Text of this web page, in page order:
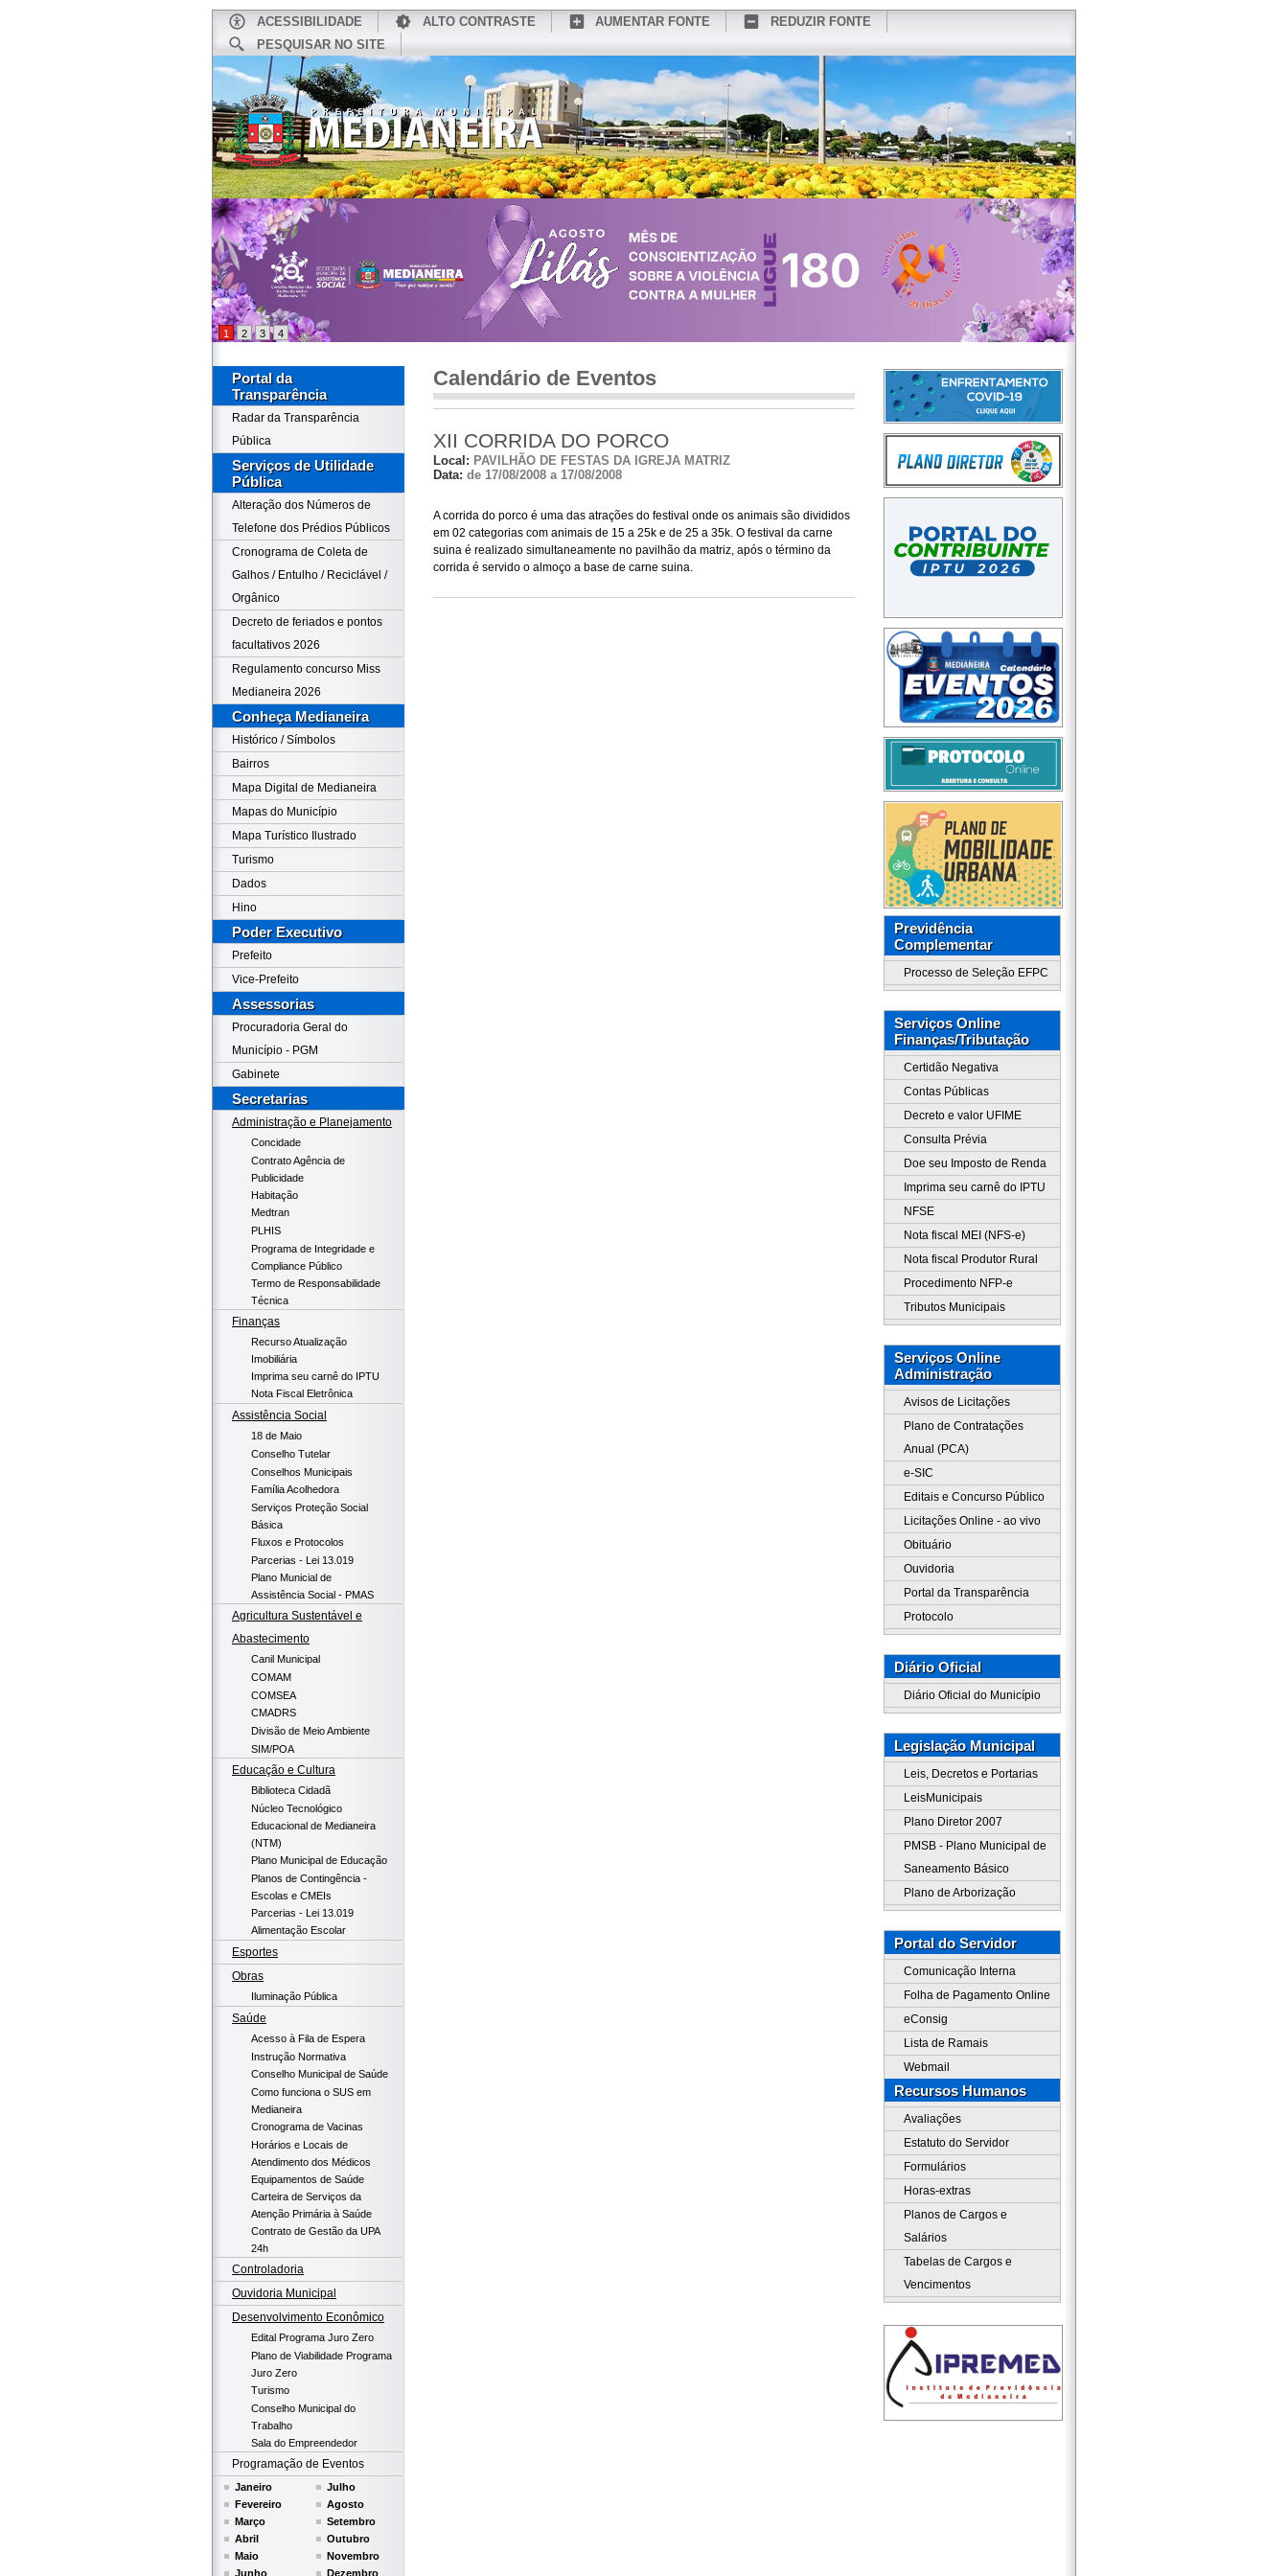
ACESSIBILIDADE ALTO CONTRASTE AUMENTAR FONTE
REDUZIR FONTE
PESQUISAR NO SITE
CONHEÇA MEDIANEIRA REDES SOCIAIS WEBMAIL
1 2 3 4
Portal da
Transparência
Radar da Transparência
Pública
Serviços de Utilidade
Pública
Alteração dos Números de
Telefone dos Prédios Públicos
Cronograma de Coleta de
Galhos / Entulho / Reciclável /
Orgânico
Decreto de feriados e pontos
facultativos 2026
Regulamento concurso Miss
Medianeira 2026
Conheça Medianeira
Histórico / Símbolos
Bairros
Mapa Digital de Medianeira
Mapas do Município
Mapa Turístico Ilustrado
Turismo
Dados
Hino
Poder Executivo
Prefeito
Vice-Prefeito
Assessorias
Procuradoria Geral do
Município - PGM
Gabinete
Secretarias
Administração e Planejamento
Concidade
Contrato Agência de
Publicidade
Habitação
Medtran
PLHIS
Programa de Integridade e
Compliance Público
Termo de Responsabilidade
Técnica
Finanças
Recurso Atualização
Imobiliária
Imprima seu carnê do IPTU
Nota Fiscal Eletrônica
Assistência Social
18 de Maio
Conselho Tutelar
Conselhos Municipais
Família Acolhedora
Serviços Proteção Social
Básica
Fluxos e Protocolos
Parcerias - Lei 13.019
Plano Municial de
Assistência Social - PMAS
Agricultura Sustentável e
Abastecimento
Canil Municipal
COMAM
COMSEA
CMADRS
Divisão de Meio Ambiente
SIM/POA
Educação e Cultura
Biblioteca Cidadã
Núcleo Tecnológico
Educacional de Medianeira
(NTM)
Plano Municipal de Educação
Planos de Contingência -
Escolas e CMEIs
Parcerias - Lei 13.019
Alimentação Escolar
Esportes
Obras
Iluminação Pública
Saúde
Acesso à Fila de Espera
Instrução Normativa
Conselho Municipal de Saúde
Como funciona o SUS em
Medianeira
Cronograma de Vacinas
Horários e Locais de
Atendimento dos Médicos
Equipamentos de Saúde
Carteira de Serviços da
Atenção Primária à Saúde
Contrato de Gestão da UPA
24h
Controladoria
Ouvidoria Municipal
Desenvolvimento Econômico
Edital Programa Juro Zero
Plano de Viabilidade Programa
Juro Zero
Turismo
Conselho Municipal do
Trabalho
Sala do Empreendedor
Programação de Eventos
Janeiro
Fevereiro
Março
Abril
Maio
Junho
Julho
Agosto
Setembro
Outubro
Novembro
Dezembro
Calendário de Eventos
XII CORRIDA DO PORCO
Local: PAVILHÃO DE FESTAS DA IGREJA MATRIZ
Data: de 17/08/2008 a 17/08/2008
A corrida do porco é uma das atrações do festival onde os animais são divididos
em 02 categorias com animais de 15 a 25k e de 25 a 35k. O festival da carne
suina é realizado simultaneamente no pavilhão da matriz, após o término da
corrida é servido o almoço a base de carne suina.
Previdência
Complementar
Processo de Seleção EFPC
Serviços Online
Finanças/Tributação
Certidão Negativa
Contas Públicas
Decreto e valor UFIME
Consulta Prévia
Doe seu Imposto de Renda
Imprima seu carnê do IPTU
NFSE
Nota fiscal MEI (NFS-e)
Nota fiscal Produtor Rural
Procedimento NFP-e
Tributos Municipais
Serviços Online
Administração
Avisos de Licitações
Plano de Contratações
Anual (PCA)
e-SIC
Editais e Concurso Público
Licitações Online - ao vivo
Obituário
Ouvidoria
Portal da Transparência
Protocolo
Diário Oficial
Diário Oficial do Município
Legislação Municipal
Leis, Decretos e Portarias
LeisMunicipais
Plano Diretor 2007
PMSB - Plano Municipal de
Saneamento Básico
Plano de Arborização
Portal do Servidor
Comunicação Interna
Folha de Pagamento Online
eConsig
Lista de Ramais
Webmail
Recursos Humanos
Avaliações
Estatuto do Servidor
Formulários
Horas-extras
Planos de Cargos e
Salários
Tabelas de Cargos e
Vencimentos